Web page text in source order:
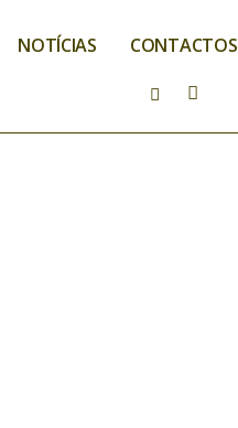
NOTÍCIAS CONTACTOS